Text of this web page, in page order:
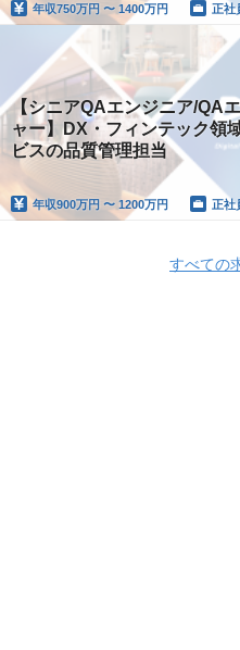
年収750万円 〜 1400万円 正社
【シニアQAエンジニア/QA
ャー】DX・フィンテック領
ビスの品質管理担当
年収900万円 〜 1200万円 正社
すべての